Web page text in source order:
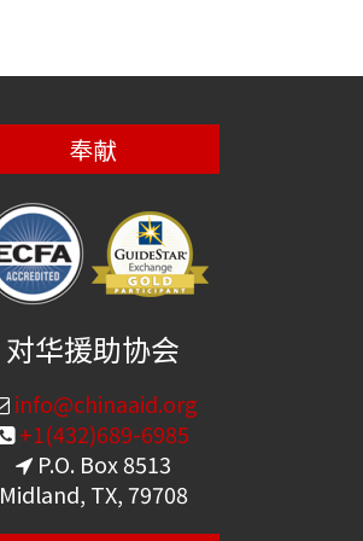
奉献
对华援助协会
info@chinaaid.org
+1(432)689-6985
P.O. Box 8513
Midland, TX, 79708